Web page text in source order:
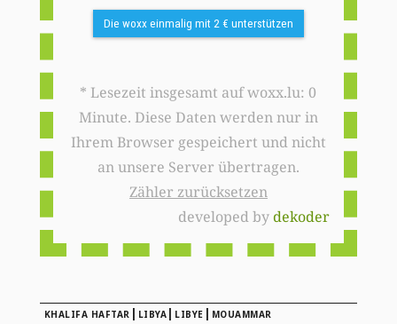
Die woxx einmalig mit 2 € unterstützen
* Lesezeit insgesamt auf woxx.lu: 0
Minute. Diese Daten werden nur in
Ihrem Browser gespeichert und nicht
an unsere Server übertragen.
Zähler zurücksetzen
developed bydekoder
KHALIFA HAFTAR | LIBYA | LIBYE | MOUAMMAR